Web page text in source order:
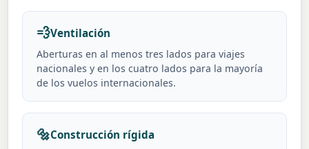
💨Ventilación
Aberturas en al menos tres lados para viajes
nacionales y en los cuatro lados para la mayoría
de los vuelos internacionales.
🔩Construcción rígida